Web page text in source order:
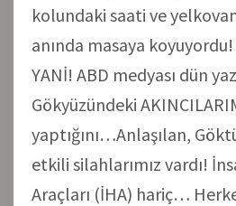
kolundaki saati ve
anında masaya koyuyordu!
YANİ! ABD medyası dün
Gökyüzündeki
yaptığını…Anlaşılan,
etkili silahlarımız vardı!
Araçları (İHA) hariç…